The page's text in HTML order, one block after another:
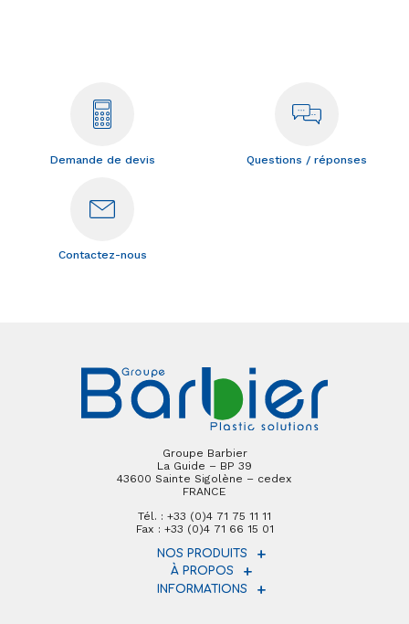
Demande de devis Questions / réponses
Contactez-nous
Groupe Barbier
La Guide – BP 39
43600 Sainte Sigolène – cedex
FRANCE
Tél. : +33 (0)4 71 75 11 11
Fax : +33 (0)4 71 66 15 01
NOS PRODUITS
À PROPOS
INFORMATIONS